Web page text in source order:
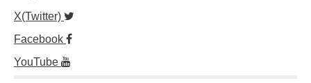
X(Twitter)
Facebook
YouTube